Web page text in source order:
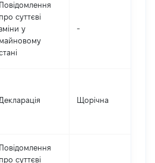
Повідомлення
про суттєві
y
майновому
-
Декларація Щорічна
Повідомлення
про суттєві